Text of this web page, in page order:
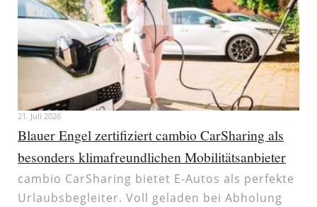
21. Juli 2026
Blauer Engel zertifiziert cambio CarSharing als
besonders klimafreundlichen Mobilitätsanbieter
cambio CarSharing bietet E-Autos als perfekte
Urlaubsbegleiter. Voll geladen bei Abholung